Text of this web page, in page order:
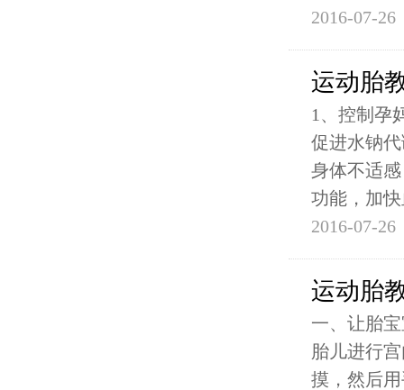
2016-07-26
运动胎
1、控制孕
促进水钠
身体不适
功能，加
2016-07-26
运动胎
一、让胎
胎儿进行
摸，然后